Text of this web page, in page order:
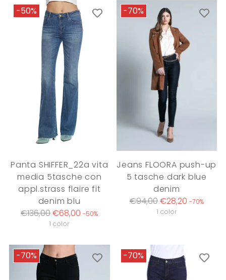
-50%
Panta SHIFFER_22a vita
media 5tasche con
appl.strass flaire fit
denim blu
Regular
€136,00€68,00 -50%
1 color
-70%
Jeans FLOORA push-up
5 tasche dark blue
denim
Regular
€94,00€28,20 -70%
1 color
-70% -70%